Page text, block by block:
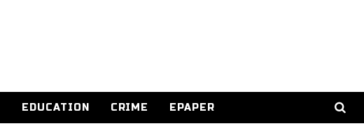
EDUCATION CRIME EPAPER